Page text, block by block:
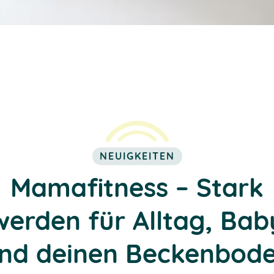
NEUIGKEITEN
Mamafitness – Stark
für Alltag,
deinen